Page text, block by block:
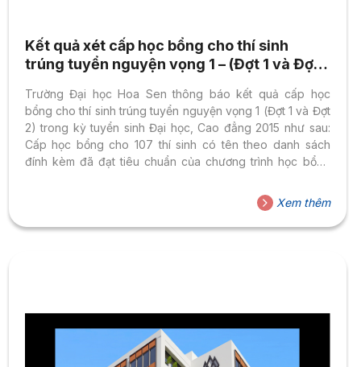
Kết quả xét cấp học bổng cho thí sinh
trúng tuyển nguyện vọng 1 – (Đợt 1 và Đợt
Trường Đại học Hoa Sen thông báo kết quả cấp học
bổng cho thí sinh trúng tuyển nguyện vọng 1 (Đợt 1 và Đợt
2) trong kỳ tuyển sinh Đại học, Cao đẳng 2015 như sau:
Cấp học bổng cho 107 thí sinh có tên theo danh sách
đính kèm đã đạt tiêu chuẩn của chương trình học bổng
thí sinh đã đạt điều kiện xét cấp học bổng của đợt 1 và 85
thí sinh của đợt 2); Chi tiết danh sách 107 thí sinh: xem
TẠI...
Xem thêm